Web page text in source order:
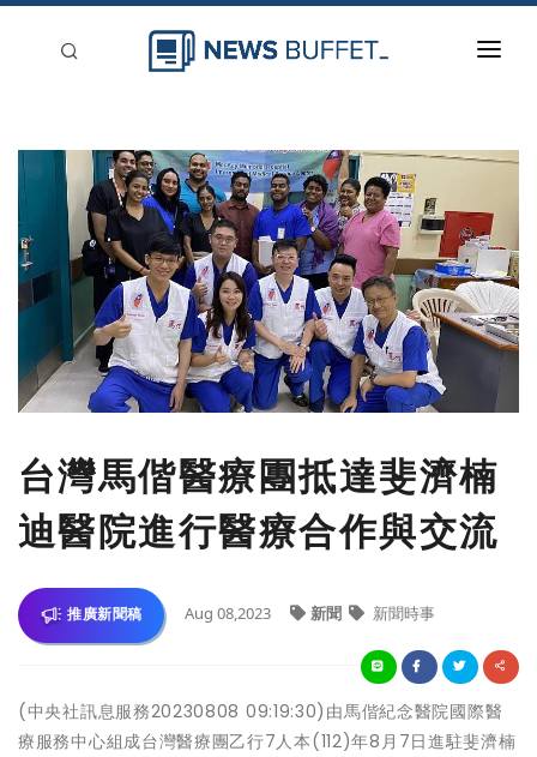
新聞稿分類
登入
刊登
台灣馬偕醫療團抵達斐濟楠
迪醫院進行醫療合作與交流
推廣新聞稿 Aug 08,2023 新聞 新聞時事
(中央社訊息服務20230808 09:19:30)由馬偕紀念醫院國際醫
療服務中心組成台灣醫療團乙行7人本(112)年8月7日進駐斐濟楠